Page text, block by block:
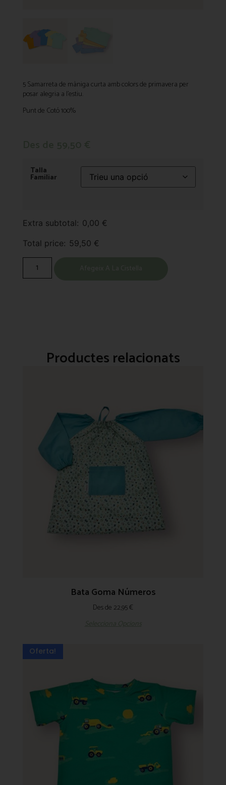
5 Samarreta de màniga curta amb colors de primavera per
posar alegria a l’estiu.
Punt de Cotó 100%
Talla
Familiar
Extra subtotal: 0,00 €
Total price: 59,50 €
Productes relacionats
Bata Goma Números
Des de 22,95€
Oferta!